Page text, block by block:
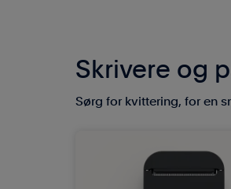
Skrivere og
Sørg for kvittering, for en